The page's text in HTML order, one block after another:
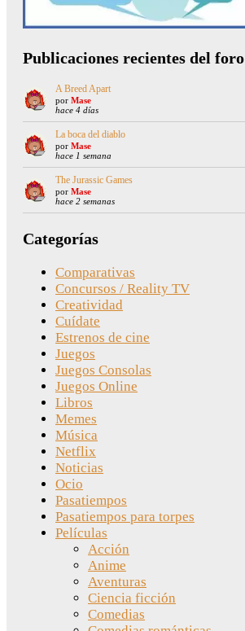
Publicaciones recientes del foro
A Breed Apart
por Mase
hace 4 días
La boca del diablo
por Mase
hace 1 semana
The Jurassic Games
por Mase
hace 2 semanas
Categorías
Comparativas
Concursos / Reality TV
Creatividad
Cuídate
Estrenos de cine
Juegos
Juegos Consolas
Juegos Online
Libros
Memes
Música
Netflix
Noticias
Ocio
Pasatiempos
Pasatiempos para torpes
Películas
Acción
Anime
Aventuras
Ciencia ficción
Comedias